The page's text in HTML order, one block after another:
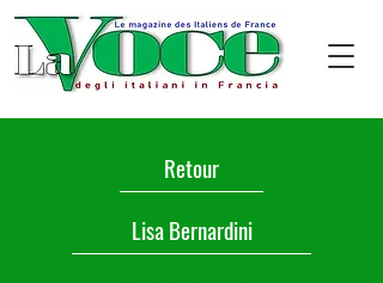
Retour
Lisa Bernardini